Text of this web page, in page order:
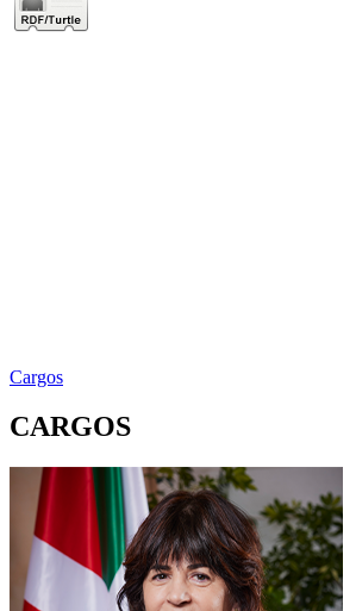
Cargos
CARGOS